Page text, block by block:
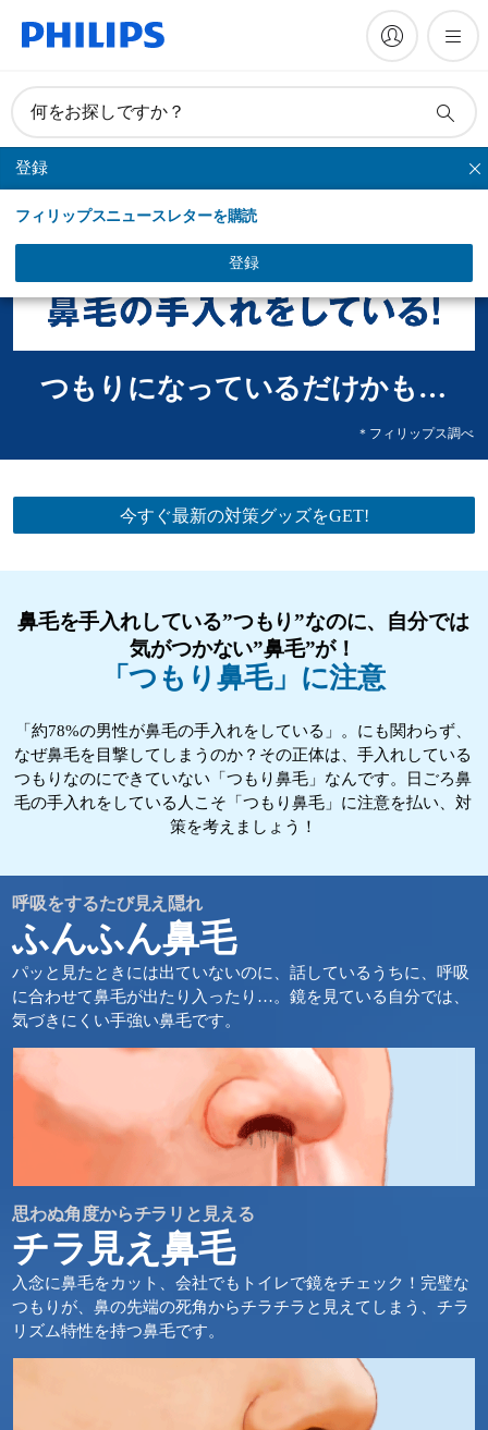
何をお探しですか？
登録
フィリップスニュースレターを購読
登録
つもりになっているだけかも…
＊フィリップス調べ
今すぐ最新の対策グッズをGET!
鼻毛を手入れしている”つもり”なのに、自分では
気がつかない”鼻毛”が！
「つもり鼻毛」に注意
「約78%の男性が鼻毛の手入れをしている」。にも関わらず、
なぜ鼻毛を目撃してしまうのか？その正体は、手入れしている
つもりなのにできていない「つもり鼻毛」なんです。日ごろ鼻
毛の手入れをしている人こそ「つもり鼻毛」に注意を払い、対
策を考えましょう！
呼吸をするたび見え隠れ
ふんふん鼻毛
パッと見たときには出ていないのに、話しているうちに、呼吸
に合わせて鼻毛が出たり入ったり…。鏡を見ている自分では、
気づきにくい手強い鼻毛です。
思わぬ角度からチラリと見える
チラ見え鼻毛
入念に鼻毛をカット、会社でもトイレで鏡をチェック！完璧な
つもりが、鼻の先端の死角からチラチラと見えてしまう、チラ
リズム特性を持つ鼻毛です。